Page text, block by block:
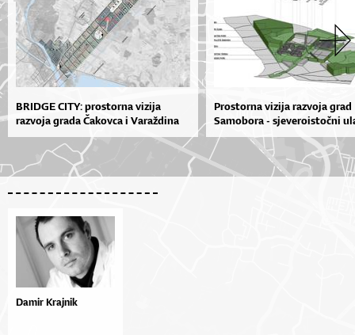
BRIDGE CITY: prostorna vizija
razvoja grada Čakovca i Varaždina
Prostorna vizija razvoja grad
Samobora - sjeveroistočni
Damir Krajnik